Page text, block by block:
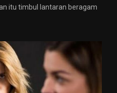
itu timbul lantaran beragam